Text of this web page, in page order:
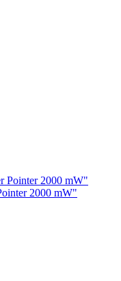
2000 mW"